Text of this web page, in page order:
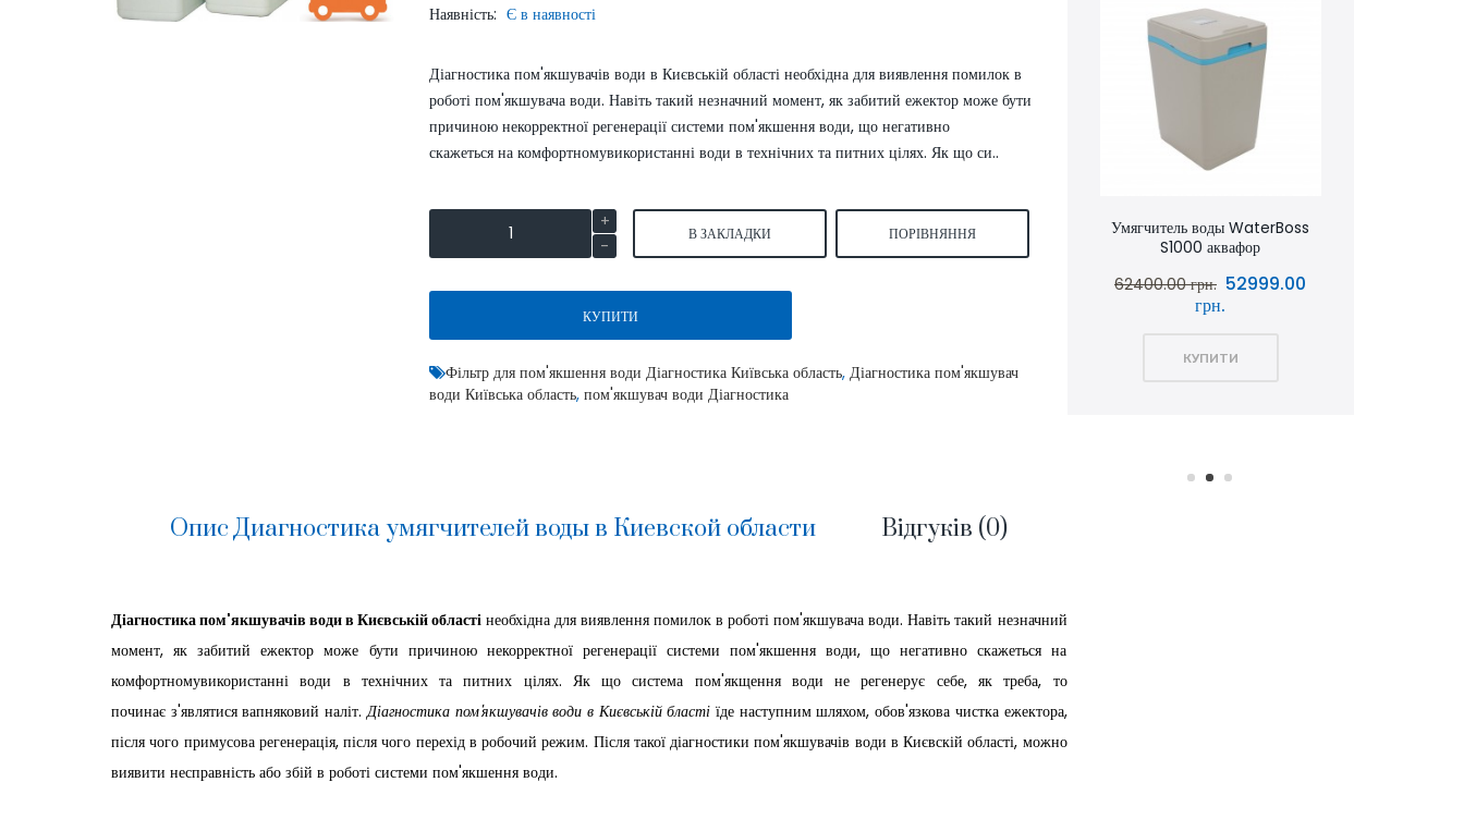
Наявність: Є в наявності
Діагностика пом'якшувачів води в Києвській області необхідна для виявлення помилок в
роботі пом'якшувача води. Навіть такий незначний момент, як забитий ежектор може бути
причиною некорректної регенерації системи пом'якшення води, що негативно
скажеться на комфортномувикористанні води в технічних та питних цілях. Як що си..
В ЗАКЛАДКИ ПОРІВНЯННЯ
КУПИТИ
Фільтр для пом'якшення води Діагностика Київська область,Діагностика пом'якшувач
води Київська область,пом'якшувач води Діагностика
Опис Диагностика умягчителей воды в Киевской области Відгуків (0)
Діагностика пом'якшувачів води в Києвській області необхідна для виявлення помилок в роботі пом'якшувача води. Навіть такий незначний
момент, як забитий ежектор може бути причиною некорректної регенерації системи пом'якшення води, що негативно скажеться на
комфортномувикористанні води в технічних та питних цілях. Як що система пом'якщення води не регенерує себе, як треба, то
починає з'являтися вапняковий наліт.Діагностика пом'якшувачів води в Києвській бластіїде наступним шляхом, обов'язкова чистка ежектора,
після чого примусова регенерація, після чого перехід в робочий режим. Після такої діагностики пом'якшувачів води в Києвскій області, можно
виявити несправність або збій в роботі системи пом'якшення води.
Умягчитель воды WaterBoss
S800 аквафор waterboss
КУПИТИ
Умягчитель воды S550P аквафор
Умягчитель воды WaterBoss
S1000 аквафор
62400.00 грн. 52999.00
грн.
КУПИТИ